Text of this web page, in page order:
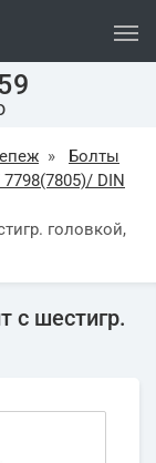
»
Болты
DIN
головкой,
с шестигр.